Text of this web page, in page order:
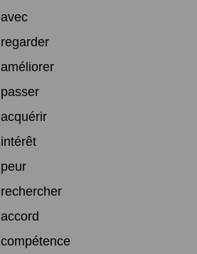
avec
regarder
améliorer
passer
acquérir
intérêt
peur
rechercher
accord
compétence